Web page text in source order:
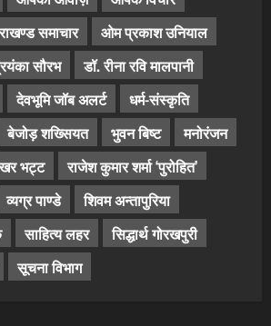
समाचार
ओम प्रकाश उनियाल
सौरभ
डॉ. रीना रवि मालपानी
देवभूमि जॉब अलर्ट
धर्म-संस्कृति
बेजोड़ शख्सियत भुवन बिष्ट
मनोरंजन
भट्ट
राजेश कुमार शर्मा ‘पुरोहित’
व्यग्र पाण्डे
शिवम अन्तापुरिया
साहित्य लहर
सिद्धार्थ गोरखपुरी
सूचना विभाग